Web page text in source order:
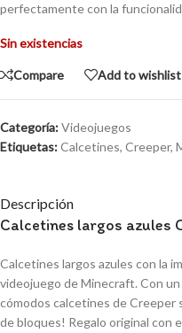
perfectamente con la
Sin existencias
Compare Add to wishlist
Categoría:Videojuegos
Etiquetas:Calcetines, Creeper,
Descripción
Calcetines largos azules
Calcetines largos azules con la
videojuego de Minecraft. Con
cómodos calcetines de
de bloques! Regalo original con